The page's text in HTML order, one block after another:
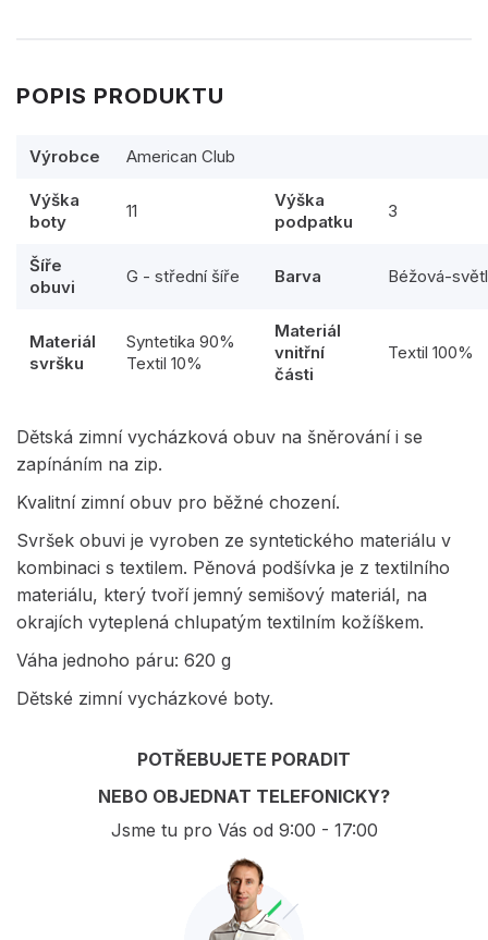
POPIS PRODUKTU
Výrobce American Club
Výška
boty
11
Výška
podpatku
3
Šíře
obuvi
G - střední šíře Barva Béžová-
Materiál
svršku
Syntetika 90%
Textil 10%
Materiál
vnitřní
části
Textil 100%
Dětská zimní vycházková obuv na šněrování i se
zapínáním na zip.
Kvalitní zimní obuv pro běžné chození.
Svršek obuvi je vyroben ze syntetického materiálu v
kombinaci s textilem. Pěnová podšívka je z textilního
materiálu, který tvoří jemný semišový materiál, na
okrajích vyteplená chlupatým textilním kožíškem.
Váha jednoho páru: 620 g
Dětské zimní vycházkové boty.
POTŘEBUJETE PORADIT
NEBO OBJEDNAT TELEFONICKY?
Jsme tu pro Vás od 9:00 - 17:00